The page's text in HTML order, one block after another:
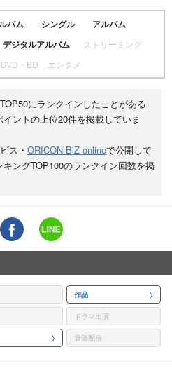
バム シングル アルバム
デジタルアルバム
ストリーミング
・BD
エンタメ
にランクインしたことがある
ントの上位20件を掲載していま
ス・ ORICON BiZ onlineで公開して
ングTOP100のランクイン回数を掲
作品
ドラマ出演
音楽配信